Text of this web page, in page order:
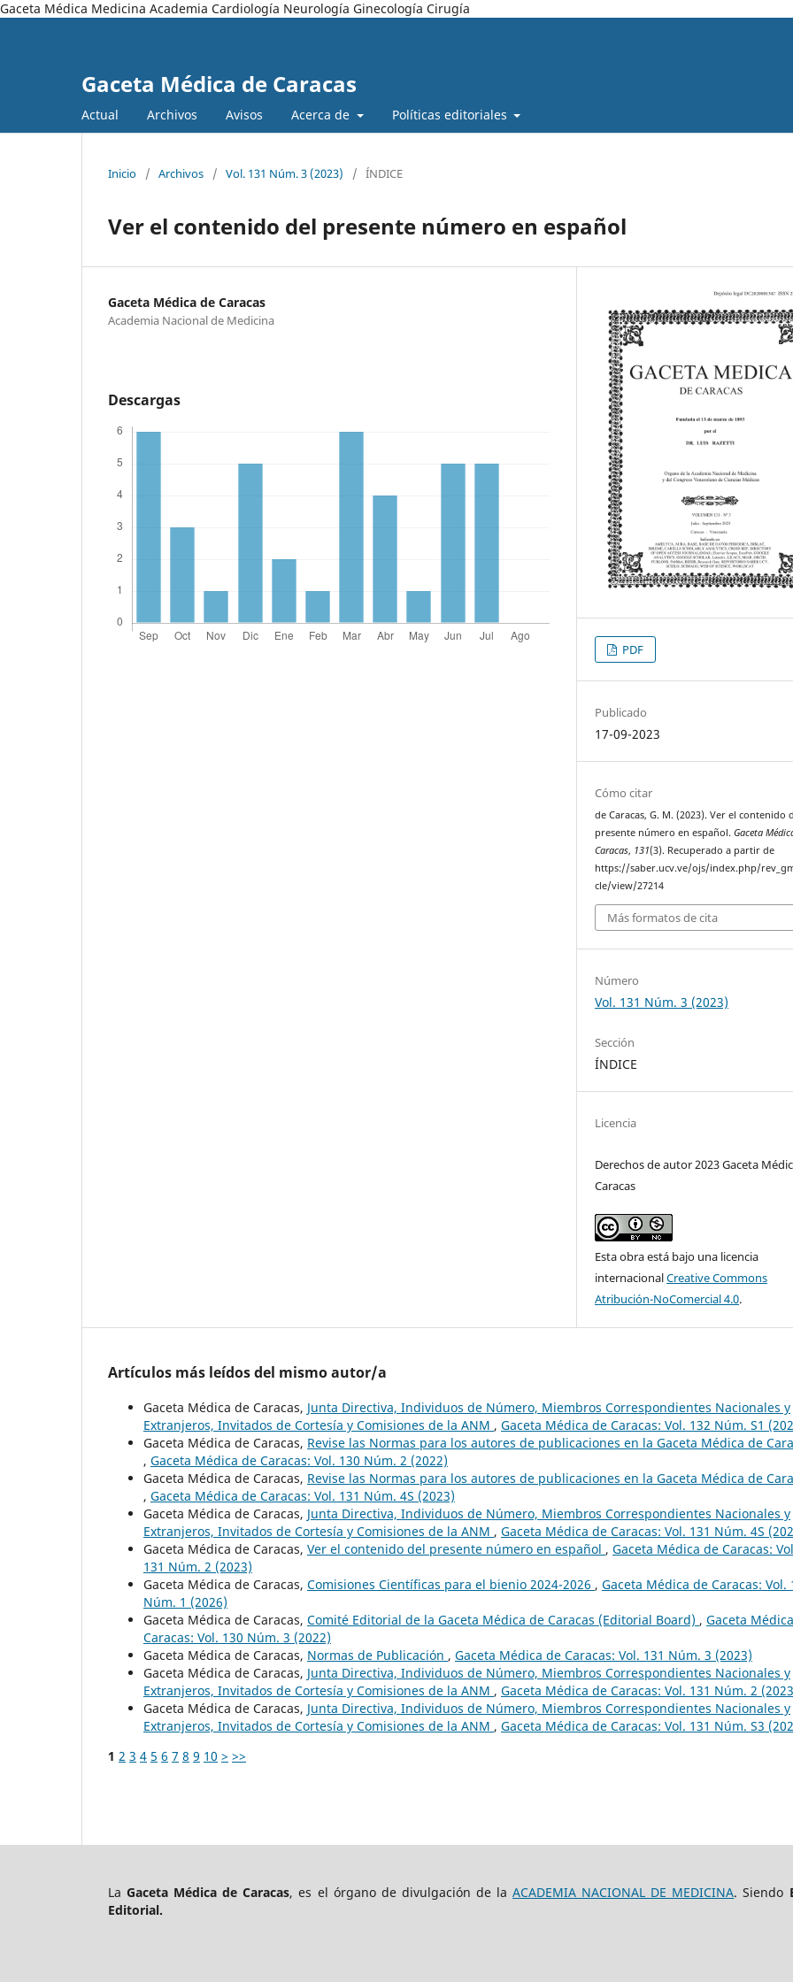
Gaceta Médica Medicina Academia Cardiología Neurología Ginecología Cirugía
Gaceta Médica de Caracas
Actual Archivos Avisos Acerca de Políticas editoriales
Inicio / Archivos / Vol. 131 Núm. 3 (2023) / ÍNDICE
Ver el contenido del presente número en español
Gaceta Médica de Caracas
Academia Nacional de Medicina
Descargas
PDF
Publicado
17-09-2023
Cómo citar
de Caracas, G. M. (2023). Ver el contenido
presente número en español.Gaceta
Caracas, 131(3). Recuperado a partir de
https://saber.ucv.ve/ojs/index.php/
cle/view/27214
Más formatos de cita
Número
Vol. 131 Núm. 3 (2023)
Sección
ÍNDICE
Licencia
Derechos de autor 2023 Gaceta
Caracas
Esta obra está bajo una licencia
internacionalCreative Commons
Atribución-NoComercial 4.0.
Artículos más leídos del mismo autor/a
Gaceta Médica de Caracas, Junta Directiva, Individuos de Número, Miembros Correspondientes Nacionales y
Extranjeros, Invitados de Cortesía y Comisiones de la ANM , Gaceta Médica de Caracas: Vol. 132 Núm. S1
Gaceta Médica de Caracas, Revise las Normas para los autores de publicaciones en la Gaceta Médica de
, Gaceta Médica de Caracas: Vol. 130 Núm. 2 (2022)
Gaceta Médica de Caracas, Revise las Normas para los autores de publicaciones en la Gaceta Médica de
, Gaceta Médica de Caracas: Vol. 131 Núm. 4S (2023)
Gaceta Médica de Caracas, Junta Directiva, Individuos de Número, Miembros Correspondientes Nacionales y
Extranjeros, Invitados de Cortesía y Comisiones de la ANM , Gaceta Médica de Caracas: Vol. 131 Núm. 4S
Gaceta Médica de Caracas, Ver el contenido del presente número en español , Gaceta Médica de Caracas:
131 Núm. 2 (2023)
Gaceta Médica de Caracas, Comisiones Científicas para el bienio 2024-2026 , Gaceta Médica de Caracas: Vol.
Núm. 1 (2026)
Gaceta Médica de Caracas, Comité Editorial de la Gaceta Médica de Caracas (Editorial Board) , Gaceta
Caracas: Vol. 130 Núm. 3 (2022)
Gaceta Médica de Caracas, Normas de Publicación , Gaceta Médica de Caracas: Vol. 131 Núm. 3 (2023)
Gaceta Médica de Caracas, Junta Directiva, Individuos de Número, Miembros Correspondientes Nacionales y
Extranjeros, Invitados de Cortesía y Comisiones de la ANM , Gaceta Médica de Caracas: Vol. 131 Núm. 2
Gaceta Médica de Caracas, Junta Directiva, Individuos de Número, Miembros Correspondientes Nacionales y
Extranjeros, Invitados de Cortesía y Comisiones de la ANM , Gaceta Médica de Caracas: Vol. 131 Núm. S3
1 2 3 4 5 6 7 8 9 10 > >>
LaGaceta Médica de Caracas, es el órgano de divulgación de laACADEMIA NACIONAL DE MEDICINA. Siendo
Editorial.